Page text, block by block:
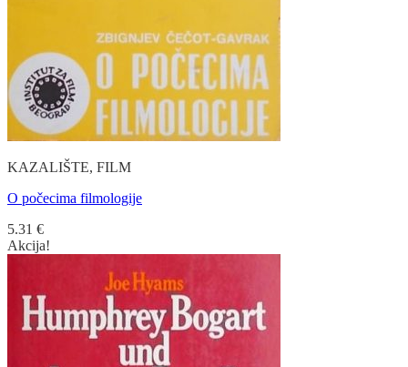
KAZALIŠTE, FILM
O počecima filmologije
5.31 €
Akcija!